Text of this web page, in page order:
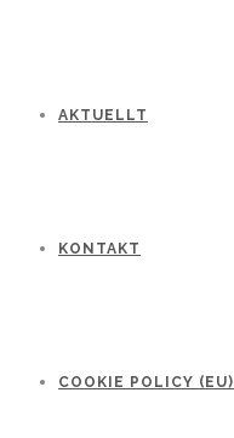
AKTUELLT
KONTAKT
COOKIE POLICY (EU)